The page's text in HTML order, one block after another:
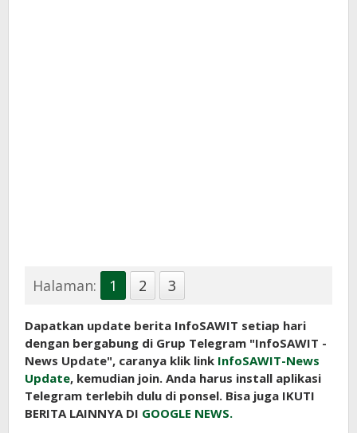
Halaman: 1 2 3
Dapatkan update berita InfoSAWIT setiap hari
dengan bergabung di Grup Telegram "InfoSAWIT -
News Update", caranya klik link InfoSAWIT-News
Update, kemudian join. Anda harus install aplikasi
Telegram terlebih dulu di ponsel. Bisa juga IKUTI
BERITA LAINNYA DI GOOGLE NEWS.